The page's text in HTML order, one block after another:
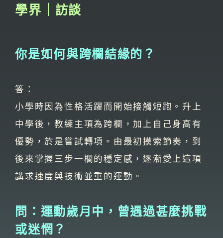
學界｜訪談
你是如何與跨欄結緣的？
答：
小學時因為性格活躍而開始接觸短跑。升上
中學後，教練主項為跨欄，加上自己身高有
優勢，於是嘗試轉項。由最初摸索節奏，到
後來掌握三步一欄的穩定感，逐漸愛上這項
講求速度與技術並重的運動。
問：運動歲月中，曾遇過甚麼挑戰
或迷惘？